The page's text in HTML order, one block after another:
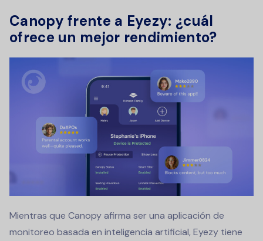
Canopy frente a Eyezy: ¿cuál
ofrece un mejor rendimiento?
Mientras que Canopy afirma ser una aplicación de
monitoreo basada en inteligencia artificial, Eyezy tiene